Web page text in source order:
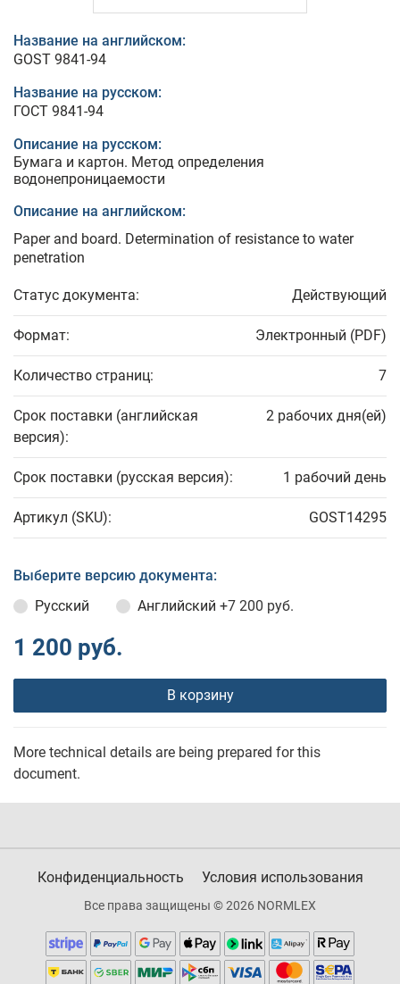
Название на английском:
GOST 9841-94
Название на русском:
ГОСТ 9841-94
Описание на русском:
Бумага и картон. Метод определения
водонепроницаемости
Описание на английском:
Paper and board. Determination of resistance to water
penetration
Статус документа: Действующий
Формат: Электронный (PDF)
Количество страниц: 7
Срок поставки (английская
версия):
2 рабочих дня(ей)
Срок поставки (русская версия): 1 рабочий день
Артикул (SKU): GOST14295
Выберите версию документа:
Русский
Английский +7 200 руб.
1 200 руб.
В корзину
More technical details are being prepared for this
document.
Конфиденциальность Условия использования
Все права защищены © 2026 NORMLEX